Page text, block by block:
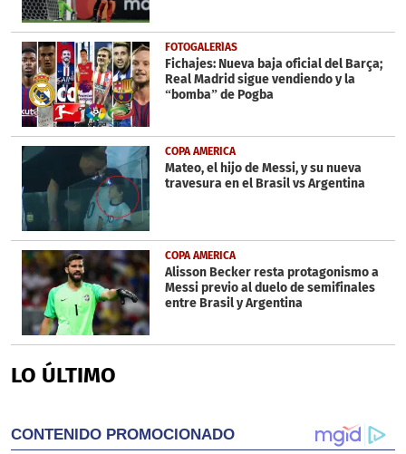
FOTOGALERÍAS
Fichajes: Nueva baja oficial del Barça;
Real Madrid sigue vendiendo y la
“bomba” de Pogba
COPA AMERICA
Mateo, el hijo de Messi, y su nueva
travesura en el Brasil vs Argentina
COPA AMERICA
Alisson Becker resta protagonismo a
Messi previo al duelo de semifinales
entre Brasil y Argentina
LO ÚLTIMO